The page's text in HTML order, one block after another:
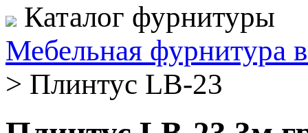
Каталог фурнитуры
Мебельная фурнитура
> Плинтус LB-23